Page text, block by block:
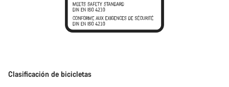
Clasificación de bicicletas